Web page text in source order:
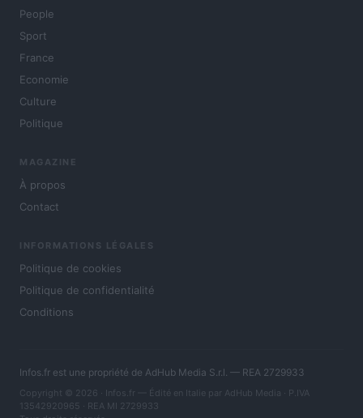
People
Sport
France
Economie
Culture
Politique
MAGAZINE
À propos
Contact
INFORMATIONS LÉGALES
Politique de cookies
Politique de confidentialité
Conditions
Infos.fr est une propriété de AdHub Media S.r.l. — REA 2729933
Copyright © 2026 · Infos.fr — Édité en Italie par AdHub Media · P.IVA
13542920965 · REA MI 2729933